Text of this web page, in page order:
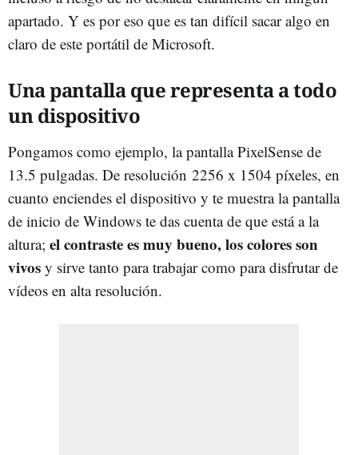
apartado. Y es por eso que es tan difícil sacar algo en
claro de este portátil de Microsoft.
Una pantalla que representa a todo
un dispositivo
Pongamos como ejemplo, la pantalla PixelSense de
13.5 pulgadas. De resolución 2256 x 1504 píxeles, en
cuanto enciendes el dispositivo y te muestra la pantalla
de inicio de Windows te das cuenta de que está a la
altura; el contraste es muy bueno, los colores son
vivos y sirve tanto para trabajar como para disfrutar de
vídeos en alta resolución.